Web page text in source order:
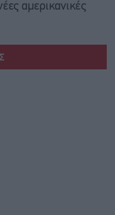
αμερικανικές